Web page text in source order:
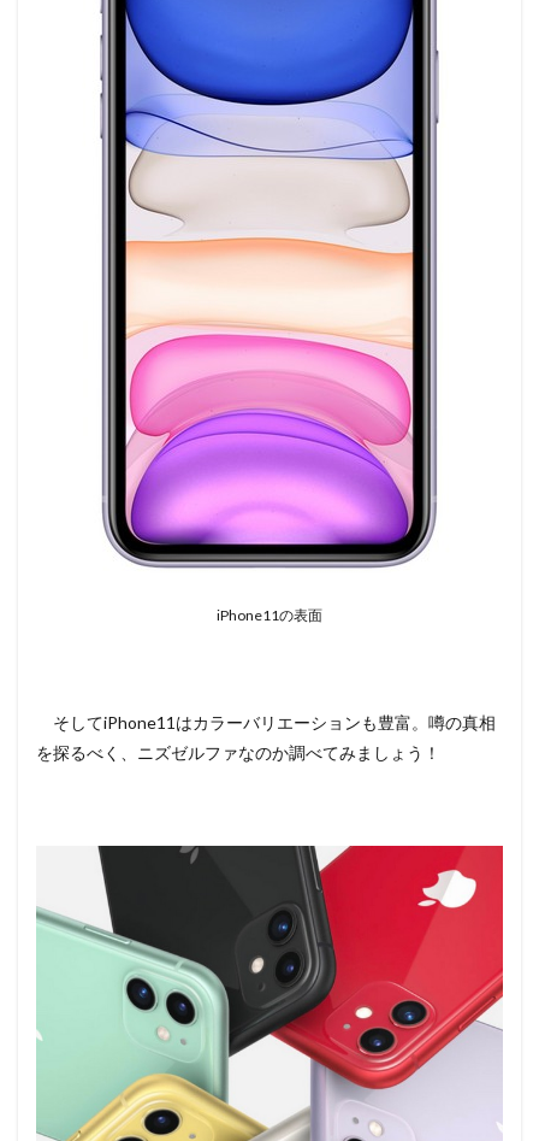
iPhone11の表面
そしてiPhone11はカラーバリエーションも豊富。噂の真相
を探るべく、ニズゼルファなのか調べてみましょう！